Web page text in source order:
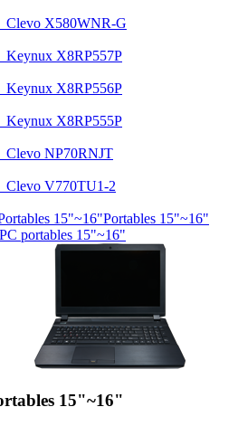
X580WNR-G
X8RP557P
X8RP556P
X8RP555P
NP70RNJT
V770TU1-2
Portables 15"~16"
portables 15"~16"
15"~16"